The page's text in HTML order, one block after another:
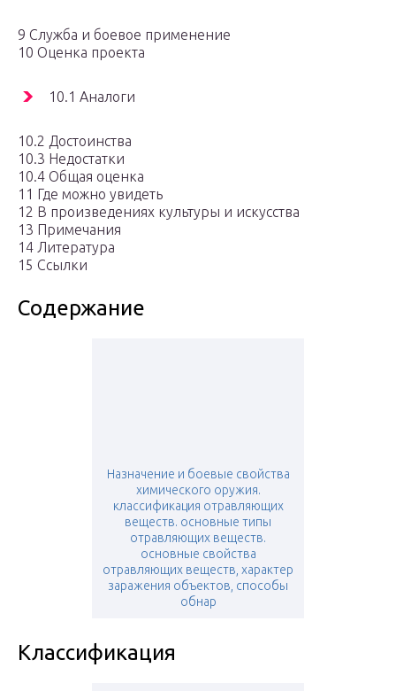
9 Служба и боевое применение
10 Оценка проекта
10.1 Аналоги
10.2 Достоинства
10.3 Недостатки
10.4 Общая оценка
11 Где можно увидеть
12 В произведениях культуры и искусства
13 Примечания
14 Литература
15 Ссылки
Содержание
Назначение и боевые свойства
химического оружия.
классификация отравляющих
веществ. основные типы
отравляющих веществ.
основные свойства
отравляющих веществ, характер
заражения объектов, способы
обнар
Классификация